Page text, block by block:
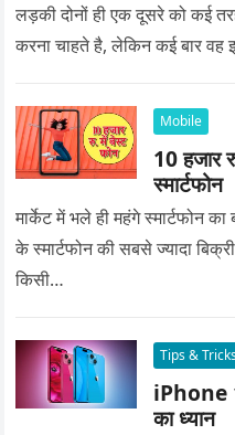
लड़की दोनों ही एक दूसरे को कई
करना चाहते है, लेकिन कई बार वह
Mobile
10 हजार
स्मार्टफोन
मार्केट में भले ही महंगे स्मार्टफोन
के स्मार्टफोन की सबसे ज्यादा
किसी…
Tips &
iPhone
का ध्यान